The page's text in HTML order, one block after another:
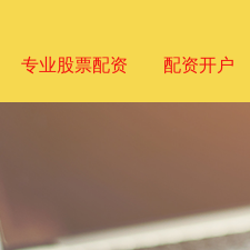
专业股票配资 配资开户